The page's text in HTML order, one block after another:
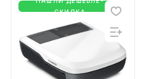
СКИДКА